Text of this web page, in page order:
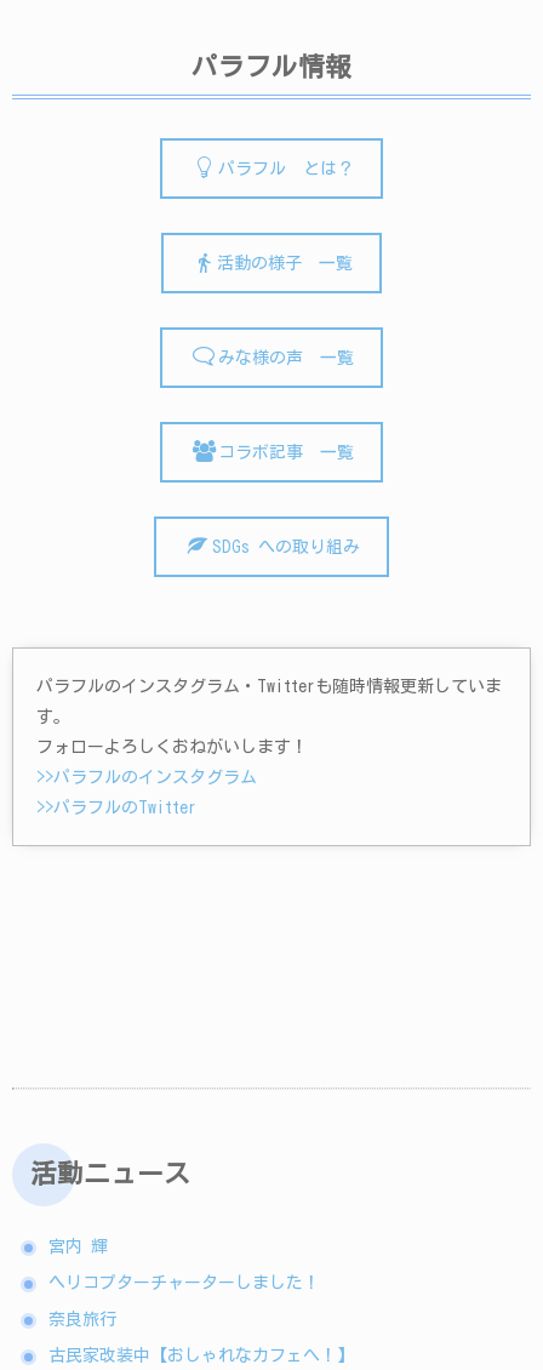
パラフル情報
パラフル とは？
活動の様子 一覧
みな様の声 一覧
コラボ記事 一覧
SDGs への取り組み
パラフルのインスタグラム・Twitterも随時情報更新していま
す。
フォローよろしくおねがいします！
>>パラフルのインスタグラム
>>パラフルのTwitter
活動ニュース
宮内 輝
ヘリコプターチャーターしました！
奈良旅行
古民家改装中【おしゃれなカフェへ！】